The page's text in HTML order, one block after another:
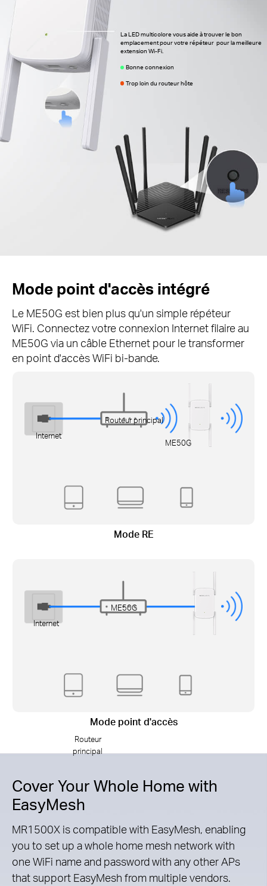
La LED multicolore vous aide à trouver le bon
emplacement pour votre répéteur pour la meilleure
extension Wi-Fi.
Bonne connexion
Trop loin du routeur hôte
Mode point d'accès intégré
Le ME50G est bien plus qu'un simple répéteur
WiFi. Connectez votre connexion Internet filaire au
ME50G via un câble Ethernet pour le transformer
en point d'accès WiFi bi-bande.
Internet
Routeur principal
ME50G
Mode RE
Internet
Routeur
principal
ME50G
Mode point d'accès
Cover Your Whole Home with
EasyMesh
MR1500X is compatible with EasyMesh, enabling
you to set up a whole home mesh network with
one WiFi name and password with any other APs
that support EasyMesh from multiple vendors.